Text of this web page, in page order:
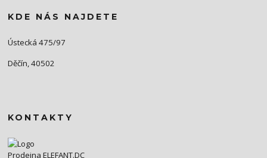
KDE NÁS NAJDETE
Ústecká 475/97
Děčín, 40502
KONTAKTY
Prodejna ELEFANT.DC